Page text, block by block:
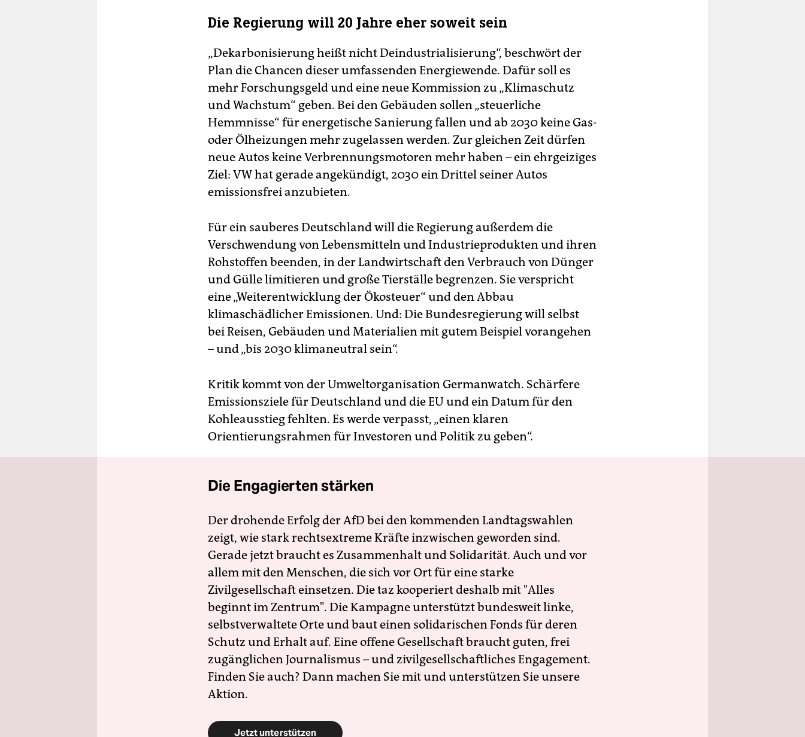
Die Regierung will 20 Jahre eher soweit sein
„Dekarbonisierung heißt nicht Deindustrialisierung“, beschwört der
Plan die Chancen dieser umfassenden Energiewende. Dafür soll es
mehr Forschungsgeld und eine neue Kommission zu „Klimaschutz
und Wachstum“ geben. Bei den Gebäuden sollen „steuerliche
Hemmnisse“ für energetische Sanierung fallen und ab 2030 keine Gas-
oder Ölheizungen mehr zugelassen werden. Zur gleichen Zeit dürfen
neue Autos keine Verbrennungsmotoren mehr haben – ein ehrgeiziges
Ziel: VW hat gerade angekündigt, 2030 ein Drittel seiner Autos
emissionsfrei anzubieten.
Für ein sauberes Deutschland will die Regierung außerdem die
Verschwendung von Lebensmitteln und Industrieprodukten und ihren
Rohstoffen beenden, in der Landwirtschaft den Verbrauch von Dünger
und Gülle limitieren und große Tierställe begrenzen. Sie verspricht
eine „Weiterentwicklung der Ökosteuer“ und den Abbau
klimaschädlicher Emissionen. Und: Die Bundesregierung will selbst
bei Reisen, Gebäuden und Materialien mit gutem Beispiel vorangehen
– und „bis 2030 klimaneutral sein“.
Kritik kommt von der Umweltorganisation Germanwatch. Schärfere
Emissionsziele für Deutschland und die EU und ein Datum für den
Kohleausstieg fehlten. Es werde verpasst, „einen klaren
Orientierungsrahmen für Investoren und Politik zu geben“.
Die Engagierten stärken
Der drohende Erfolg der AfD bei den kommenden Landtagswahlen
zeigt, wie stark rechtsextreme Kräfte inzwischen geworden sind.
Gerade jetzt braucht es Zusammenhalt und Solidarität. Auch und vor
allem mit den Menschen, die sich vor Ort für eine starke
Zivilgesellschaft einsetzen. Die taz kooperiert deshalb mit "Alles
beginnt im Zentrum". Die Kampagne unterstützt bundesweit linke,
selbstverwaltete Orte und baut einen solidarischen Fonds für deren
Schutz und Erhalt auf. Eine offene Gesellschaft braucht guten, frei
zugänglichen Journalismus – und zivilgesellschaftliches Engagement.
Finden Sie auch? Dann machen Sie mit und unterstützen Sie unsere
Aktion.
Jetzt unterstützen